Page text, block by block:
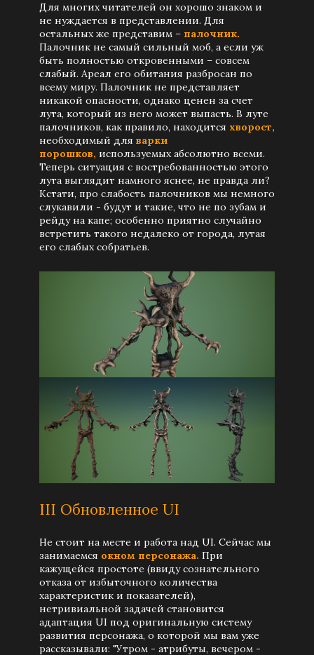
Для многих читателей он хорошо знаком и
не нуждается в представлении. Для
остальных же представим – палочник.
Палочник не самый сильный моб, а если уж
быть полностью откровенными – совсем
слабый. Ареал его обитания разбросан по
всему миру. Палочник не представляет
никакой опасности, однако ценен за счет
лута, который из него может выпасть. В луте
палочников, как правило, находится хворост,
необходимый для варки
порошков, используемых абсолютно всеми.
Теперь ситуация с востребованностью этого
лута выглядит намного яснее, не правда ли?
Кстати, про слабость палочников мы немного
слукавили - будут и такие, что не по зубам и
рейду на капе; особенно приятно случайно
встретить такого недалеко от города, лутая
его слабых собратьев.
III Обновленное UI
Не стоит на месте и работа над UI. Сейчас мы
занимаемся окном персонажа. При
кажущейся простоте (ввиду сознательного
отказа от избыточного количества
характеристик и показателей),
нетривиальной задачей становится
адаптация UI под оригинальную систему
развития персонажа, о которой мы вам уже
рассказывали: "Утром - атрибуты, вечером -